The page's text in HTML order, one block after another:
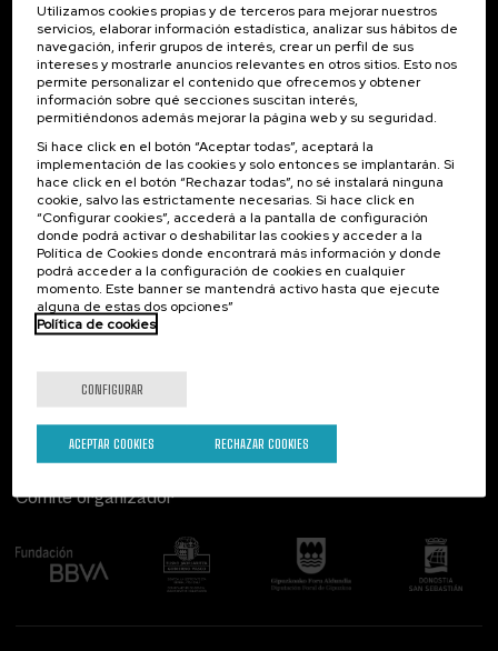
Inscríbete para ser el primero/a en recibir las
novedades de UIK.
Suscribirse
Contacto
Palacio Miramar
Paseo de Miraconcha, 48
20007 Donostia / San Sebastián
Gipuzkoa, Spain
Contacta con nosotros
De interés...
Actividades anteriores
Comité organizador
Utilizamos cookies propias y de terceros para mejorar nuestros
servicios, elaborar información estadística, analizar sus hábitos de
navegación, inferir grupos de interés, crear un perfil de sus
intereses y mostrarle anuncios relevantes en otros sitios. Esto nos
permite personalizar el contenido que ofrecemos y obtener
información sobre qué secciones suscitan interés,
permitiéndonos además mejorar la página web y su seguridad.
Si hace click en el botón “Aceptar todas”, aceptará la
implementación de las cookies y solo entonces se implantarán. Si
hace click en el botón “Rechazar todas”, no sé instalará ninguna
cookie, salvo las estrictamente necesarias. Si hace click en
“Configurar cookies”, accederá a la pantalla de configuración
donde podrá activar o deshabilitar las cookies y acceder a la
Política de Cookies donde encontrará más información y donde
podrá acceder a la configuración de cookies en cualquier
momento. Este banner se mantendrá activo hasta que ejecute
alguna de estas dos opciones”
Política de cookies
CONFIGURAR
RECHAZAR COOKIES
ACEPTAR COOKIES